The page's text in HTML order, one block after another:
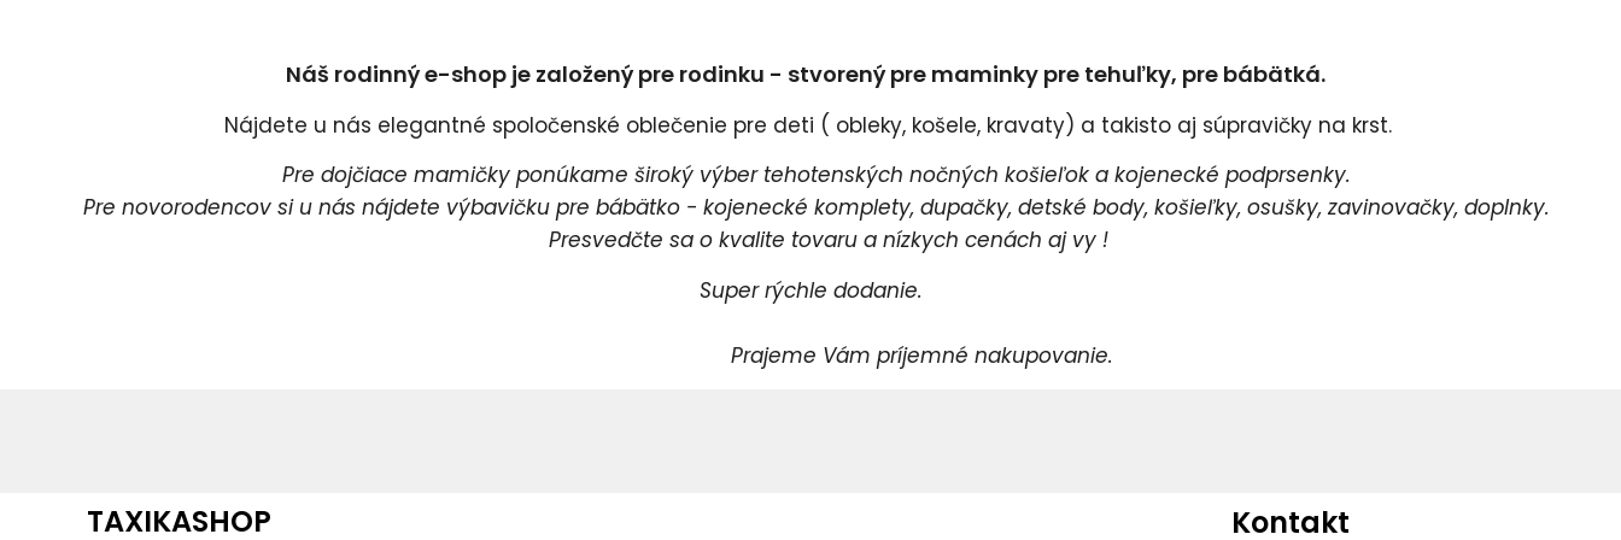
Náš rodinný e-shop je založený pre rodinku - stvorený pre maminky pre tehuľky, pre bábätká.
Nájdete u nás elegantné spoločenské oblečenie pre deti ( obleky, košele, kravaty) a takisto aj súpravičky na krst.
Pre dojčiace mamičky ponúkame široký výber tehotenských nočných košieľok a kojenecké podprsenky.
Pre novorodencov si u nás nájdete výbavičku pre bábätko - kojenecké komplety, dupačky, detské body, košieľky, osušky, zavinovačky, doplnky.
Presvedčte sa o kvalite tovaru a nízkych cenách aj vy !
Super rýchle dodanie.
Prajeme Vám príjemné nakupovanie.
TAXIKASHOP Kontakt